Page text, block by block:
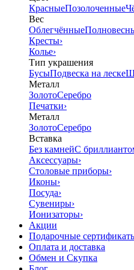
КрасныеПозолоченные
Вес
Облегчённые
Кресты›
Колье›
Тип украшения
БусыПодвеска на леске
Металл
ЗолотоСеребро
Печатки›
Металл
ЗолотоСеребро
Вставка
Без камнейС
Аксессуары›
Столовые приборы›
Иконы›
Посуда›
Сувениры›
Ионизаторы›
Акции
Подарочные
Оплата и доставка
Обмен и Скупка